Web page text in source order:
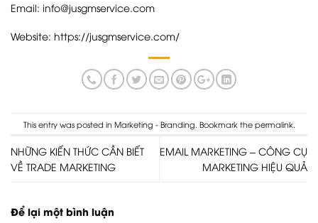
Email: info@jusgmservice.com
Website: https://jusgmservice.com/
This entry was posted in Marketing - Branding . Bookmark the permalink
NHỮNG KIẾN THỨC CẦN BIẾT
VỀ TRADE MARKETING
EMAIL MARKETING – CÔNG CỤ
MARKETING HIỆU QUẢ
Để lại một bình luận